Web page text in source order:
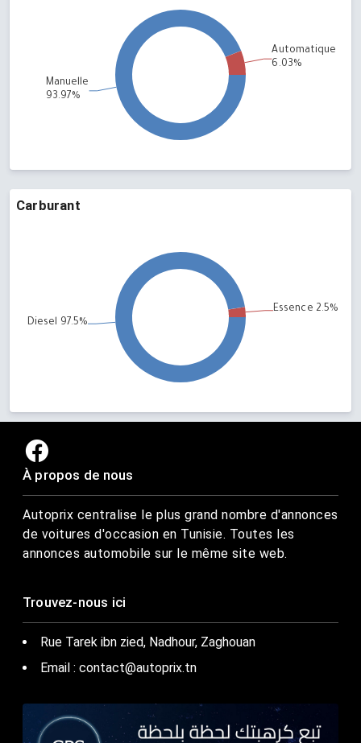
Carburant
À propos de nous
Autoprix centralise le plus grand nombre d'annonces
de voitures d'occasion en Tunisie. Toutes les
annonces automobile sur le même site web.
Trouvez-nous ici
Rue Tarek ibn zied, Nadhour, Zaghouan
Email : contact@autoprix.tn